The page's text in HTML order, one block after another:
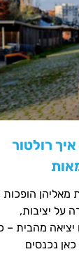
רולטור
מאליהן הופכות
על יציבות,
יציאה מהבית –
נכנסים